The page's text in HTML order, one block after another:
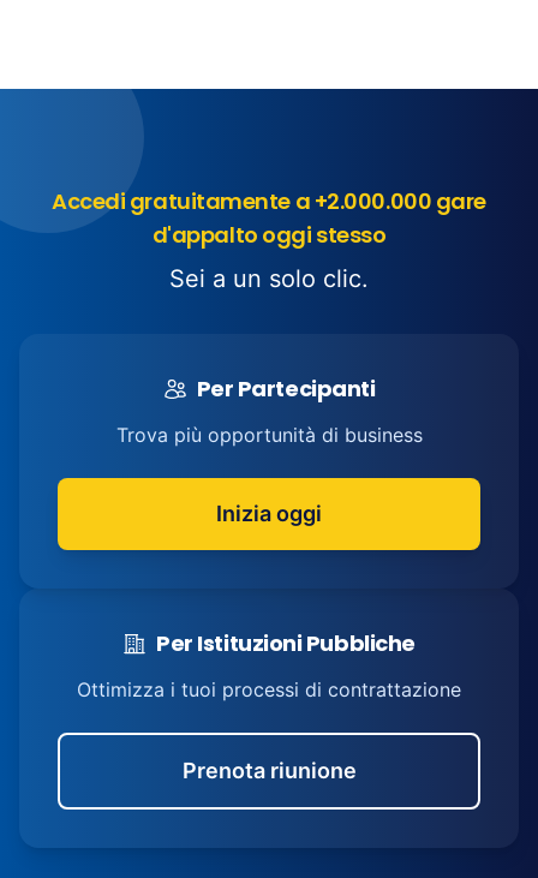
Accedi gratuitamente a +2.000.000 gare
d'appalto oggi stesso
Sei a un solo clic.
Per Partecipanti
Trova più opportunità di business
Inizia oggi
Per Istituzioni Pubbliche
Ottimizza i tuoi processi di contrattazione
Prenota riunione